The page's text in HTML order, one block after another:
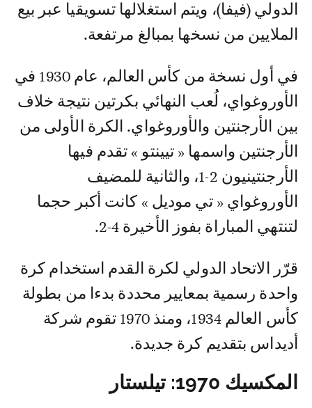
الدولي (فيفا)، ويتم استغلالها تسويقيا عبر بيع
الملايين من نسخها بمبالغ مرتفعة.
في أول نسخة من كأس العالم، عام 1930 في
الأوروغواي، لُعب النهائي بكرتين نتيجة خلاف
بين الأرجنتين والأوروغواي. الكرة الأولى من
الأرجنتين واسمها « تيينتو » تقدم فيها
الأرجنتينيون 2-1، والثانية للمضيف
الأوروغواي « تي موديل » كانت أكبر حجما
لتنتهي المباراة بفوز الأخيرة 4-2.
قرّر الاتحاد الدولي لكرة القدم استخدام كرة
واحدة رسمية بمعايير محددة بدءا من بطولة
كأس العالم 1934، ومنذ 1970 تقوم شركة
أديداس بتقديم كرة جديدة.
المكسيك 1970: تيلستار